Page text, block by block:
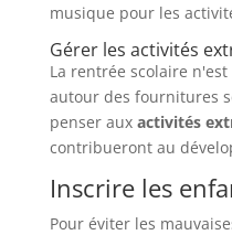
musique pour les
Gérer les activités
La rentrée scolaire
autour des fournitures
penser aux activités
contribueront au
Inscrire les
Pour éviter les